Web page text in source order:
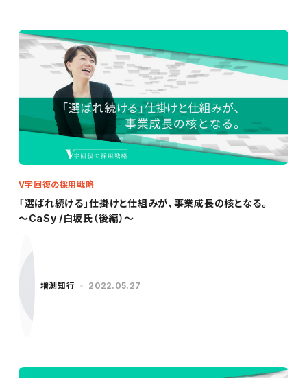
「選ばれ続ける」仕掛けと仕組みが、事業成長の核となる。
～CaSy /白坂氏（後編）～
V字回復の採用戦略
増渕知行 2022.05.27